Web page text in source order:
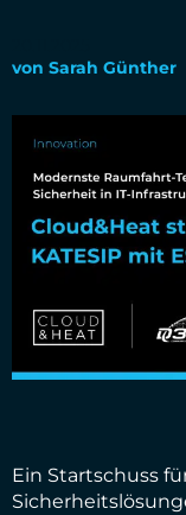
von Sarah Günther
Ein Startschuss